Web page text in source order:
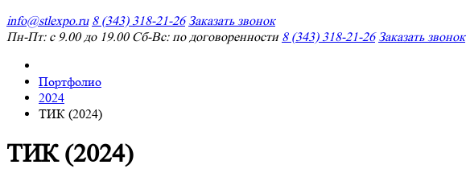
info@stlexpo.ru 8 (343) 318-21-26 Заказать звонок
Пн-Пт: с 9.00 до 19.00 Сб-Вс: по договоренности 8 (343) 318-21-26 Заказать звонок
Портфолио
2024
ТИК (2024)
ТИК (2024)